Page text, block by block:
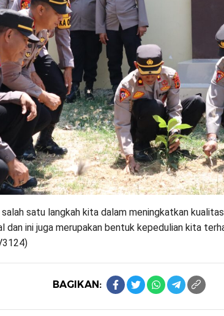
salah satu langkah kita dalam meningkatkan
dan ini juga merupakan bentuk kepedulian kita
BAGIKAN: